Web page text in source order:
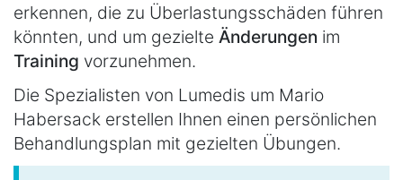
erkennen, die zu Überlastungsschäden führen
könnten, und um gezielte Änderungen im
Training vorzunehmen.
Die Spezialisten von Lumedis um Mario
Habersack erstellen Ihnen einen persönlichen
Behandlungsplan mit gezielten Übungen.